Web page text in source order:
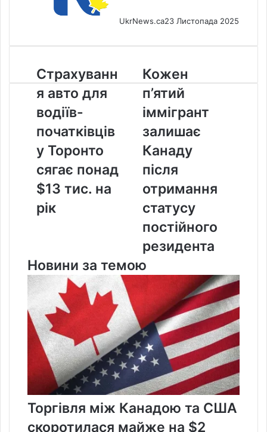
UkrNews.ca23 Листопада 2025
Страхування
авто
для
водіїв-
початківців
у
Торонто
сягає
понад
$13
тис.
на
Страхуванн
я авто для
водіїв-
початківців
у Торонто
сягає понад
$13 тис. на
рік
Кожен
п’ятий
іммігрант
залишає
Канаду
після
отримання
статусу
постійного
Кожен
п’ятий
іммігрант
залишає
Канаду
після
отримання
статусу
постійного
резидента
Новини за темою
Торгівля між Канадою та США
скоротилася майже на $2